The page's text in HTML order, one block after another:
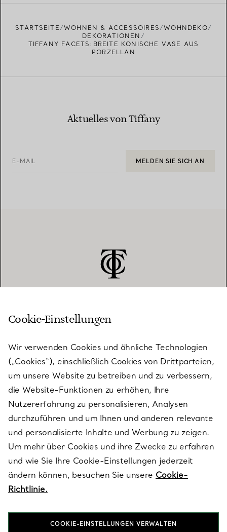
STARTSEITE WOHNEN & ACCESSOIRES
WOHNDEKO
DEKORATIONEN
TIFFANY FACETS:BREITE KONISCHE VASE AUS
PORZELLAN
Aktuelles von Tiffany
E-MAIL MELDEN SIE SICH AN
KUNDENSERVICE
SERVICES
ÜBER TIFFANY & CO.
RECHTLICHE HINWEISE
FOLGEN SIE UNS
Cookie-Einstellungen
Wir verwenden Cookies und ähnliche Technologien
(„Cookies“), einschließlich Cookies von Drittparteien,
um unsere Website zu betreiben und zu verbessern,
die Website-Funktionen zu erhöhen, Ihre
Nutzererfahrung zu personalisieren, Analysen
durchzuführen und um Ihnen und anderen relevante
und personalisierte Inhalte und Werbung zu zeigen.
Um mehr über Cookies und ihre Zwecke zu erfahren
und wie Sie Ihre Cookie-Einstellungen jederzeit
ändern können, besuchen Sie unsere Cookie-
Richtlinie.
COOKIE-EINSTELLUNGEN VERWALTEN